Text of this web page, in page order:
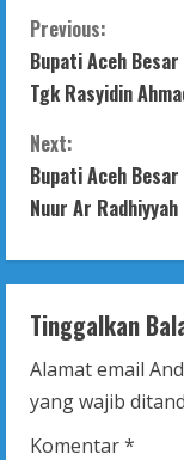
C
o
n
t
n
u
e
R
Previous:
Bupati Aceh
Tgk Rasyidin
Next:
Bupati Aceh
Nuur Ar
Tinggalkan
Alamat email
yang wajib
Komentar*